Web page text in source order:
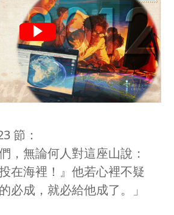
節：
，無論何人對這座山說：
在海裡！』他若心裡不疑
必成，就必給他成了。」